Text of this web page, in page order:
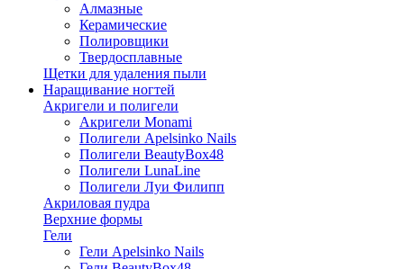
Алмазные
Керамические
Полировщики
Твердосплавные
Щетки для удаления пыли
Наращивание ногтей
Акригели и полигели
Акригели Monami
Полигели Apelsinko Nails
Полигели BeautyBox48
Полигели LunaLine
Полигели Луи Филипп
Акриловая пудра
Верхние формы
Гели
Гели Apelsinko Nails